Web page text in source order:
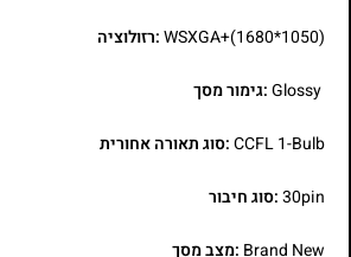
WSXGA+(1680*1050):רזולוציה
Glossy:גימור מסך
CCFL 1-Bulb:סוג תאורה אחורית
30pin:סוג חיבור
Brand New :מצב מסך